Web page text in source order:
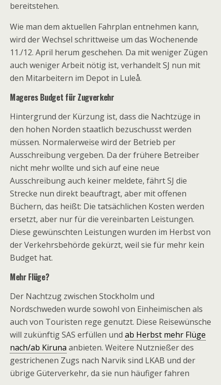
bereitstehen.
Wie man dem aktuellen Fahrplan entnehmen kann,
wird der Wechsel schrittweise um das Wochenende
11./12. April herum geschehen. Da mit weniger Zügen
auch weniger Arbeit nötig ist, verhandelt SJ nun mit
den Mitarbeitern im Depot in Luleå.
Mageres Budget für Zugverkehr
Hintergrund der Kürzung ist, dass die Nachtzüge in
den hohen Norden staatlich bezuschusst werden
müssen. Normalerweise wird der Betrieb per
Ausschreibung vergeben. Da der frühere Betreiber
nicht mehr wollte und sich auf eine neue
Ausschreibung auch keiner meldete, fährt SJ die
Strecke nun direkt beauftragt, aber mit offenen
Büchern, das heißt: Die tatsächlichen Kosten werden
ersetzt, aber nur für die vereinbarten Leistungen.
Diese gewünschten Leistungen wurden im Herbst von
der Verkehrsbehörde gekürzt, weil sie für mehr kein
Budget hat.
Mehr Flüge?
Der Nachtzug zwischen Stockholm und
Nordschweden wurde sowohl von Einheimischen als
auch von Touristen rege genutzt. Diese Reisewünsche
will zukünftig SAS erfüllen und ab Herbst mehr Flüge
nach/ab Kiruna anbieten. Weitere Nutznießer des
gestrichenen Zugs nach Narvik sind LKAB und der
übrige Güterverkehr, da sie nun häufiger fahren